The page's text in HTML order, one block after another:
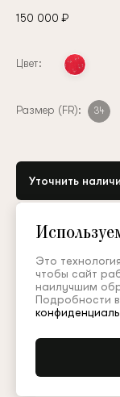
150 000 ₽
Цвет:
Размер (FR): 34
Уточнить
Остались
Арт. GNM008FW23P
Дополнить
Это
чтобы сайт
наилучшим
Подробности в